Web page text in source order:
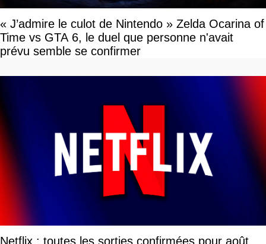
« J’admire le culot de Nintendo » Zelda Ocarina of
Time vs GTA 6, le duel que personne n'avait
prévu semble se confirmer
Netflix : toutes les sorties confirmées pour août